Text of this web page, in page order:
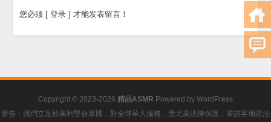
您必须 [ 登录 ] 才能发表留言！
Copyright © 2023-2026 精品ASMR Powered by WordPress
警告：我們立足於美利堅合眾國，對全球華人服務，受北美法律保護，若訪客地區法